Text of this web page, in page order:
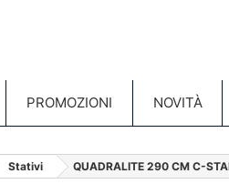
PROMOZIONI NOVITÀ
Stativi QUADRALITE 290 CM C-